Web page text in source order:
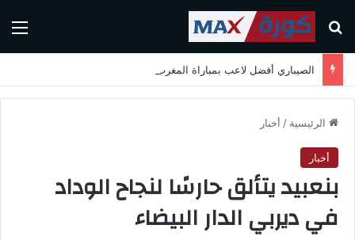
بحث عن
الرئيسية / أخبار
أخبار
بنعبيد يتألق حارسًا لنجاح الوداد
في ديربي الدار البيضاء